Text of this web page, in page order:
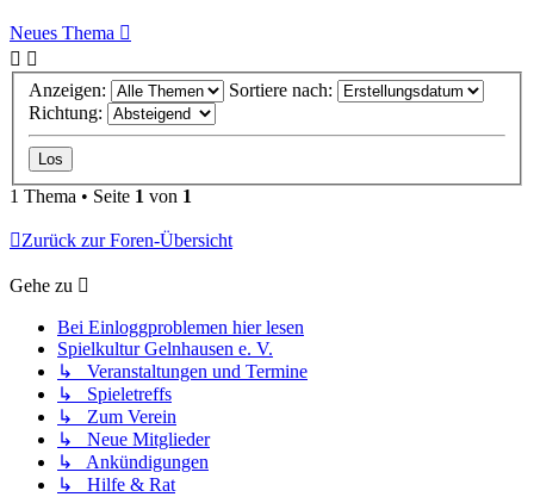
Neues Thema
Anzeigen:
Sortiere nach:
Richtung:
1 Thema • Seite 1 von 1
Zurück zur Foren-Übersicht
Gehe zu
Bei Einloggproblemen hier lesen
Spielkultur Gelnhausen e. V.
↳ Veranstaltungen und Termine
↳ Spieletreffs
↳ Zum Verein
↳ Neue Mitglieder
↳ Ankündigungen
↳ Hilfe & Rat